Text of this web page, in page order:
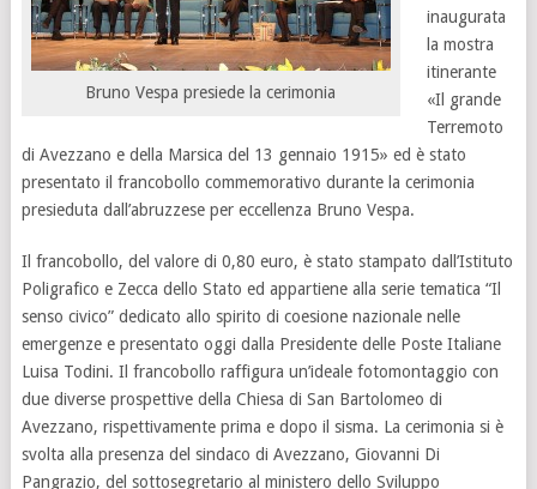
Bruno Vespa presiede la cerimonia
inaugurata
la mostra
itinerante
«Il grande
Terremoto
di Avezzano e della Marsica del 13 gennaio 1915» ed è stato
presentato il francobollo commemorativo durante la cerimonia
presieduta dall’abruzzese per eccellenza Bruno Vespa.
Il francobollo, del valore di 0,80 euro, è stato stampato dall’Istituto
Poligrafico e Zecca dello Stato ed appartiene alla serie tematica “Il
senso civico” dedicato allo spirito di coesione nazionale nelle
emergenze e presentato oggi dalla Presidente delle Poste Italiane
Luisa Todini. Il francobollo raffigura un’ideale fotomontaggio con
due diverse prospettive della Chiesa di San Bartolomeo di
Avezzano, rispettivamente prima e dopo il sisma. La cerimonia si è
svolta alla presenza del sindaco di Avezzano, Giovanni Di
Pangrazio, del sottosegretario al ministero dello Sviluppo